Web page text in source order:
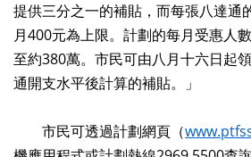
提供三分之一的補貼，而每張八達通
月400元為上限。計劃的每月受惠人
至約380萬。市民可由八月十六日起
通開支水平後計算的補貼。」
市民可透過計劃網頁（